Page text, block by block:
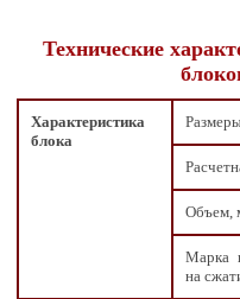
Технические
Характеристика
блока
Объем,
Марка
на